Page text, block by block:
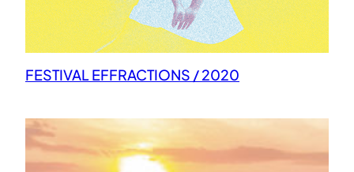
FESTIVAL EFFRACTIONS / 2020